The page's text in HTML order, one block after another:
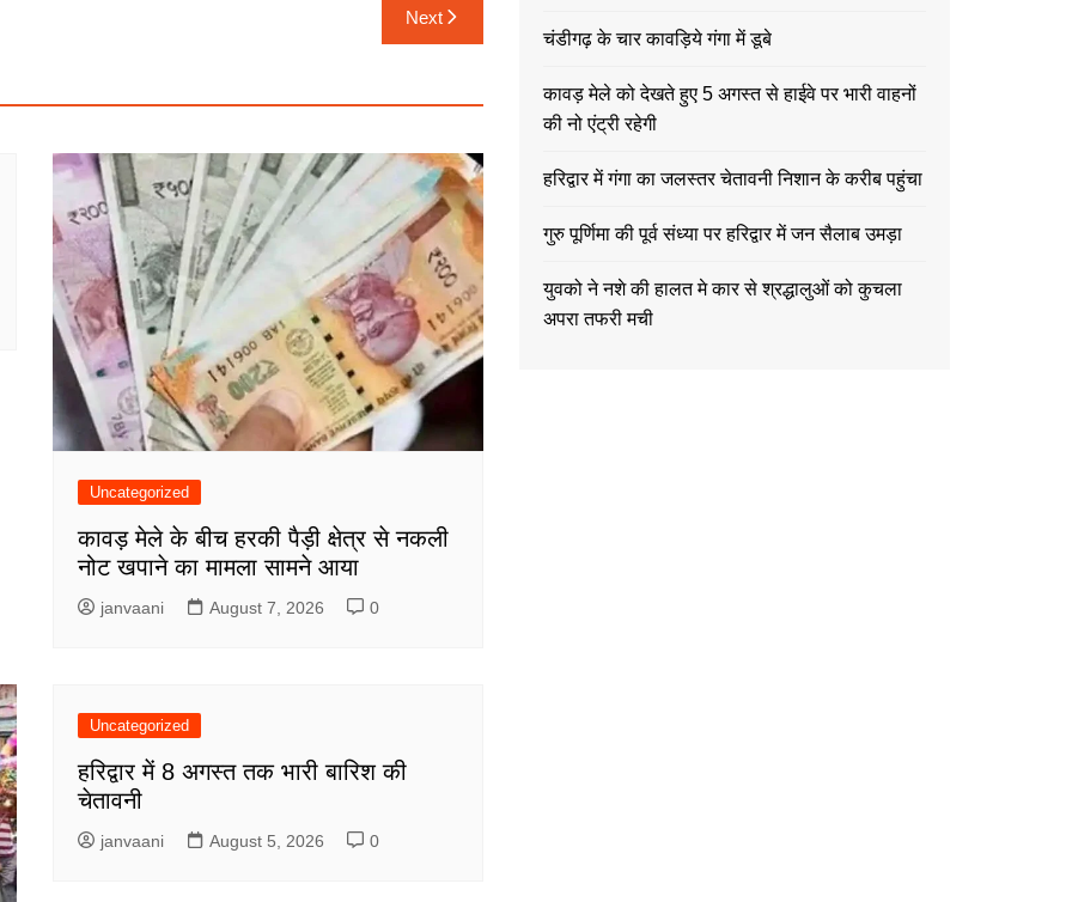
Next
Uncategorized
कावड़ मेले के बीच हरकी पैड़ी क्षेत्र से नकली
नोट खपाने का मामला सामने आया
janvaani August 7, 2026 0
Uncategorized
हरिद्वार में 8 अगस्त तक भारी बारिश की
चेतावनी
janvaani August 5, 2026 0
चंडीगढ़ के चार कावड़िये गंगा में डूबे
कावड़ मेले को देखते हुए 5 अगस्त से हाईवे पर भारी वाहनों
की नो एंट्री रहेगी
हरिद्वार में गंगा का जलस्तर चेतावनी निशान के करीब पहुंचा
गुरु पूर्णिमा की पूर्व संध्या पर हरिद्वार में जन सैलाब उमड़ा
युवको ने नशे की हालत मे कार से श्रद्धालुओं को कुचला
अपरा तफरी मची